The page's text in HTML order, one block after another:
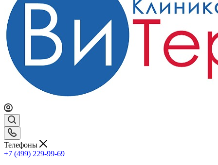
Телефоны
+7 (499) 229-99-69